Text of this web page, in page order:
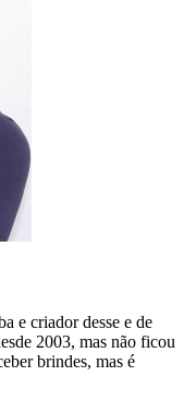
e criador desse e de
2003, mas não ficou
brindes, mas é